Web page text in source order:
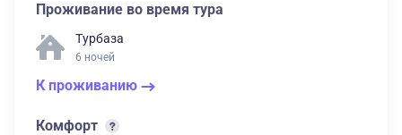
Проживание во время тура
Турбаза
6 ночей
К проживанию
Комфорт